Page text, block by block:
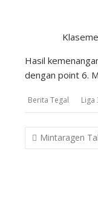
Hasil
dengan point 6.
Berita Tegal Liga
Post
navigation
Mintaragen